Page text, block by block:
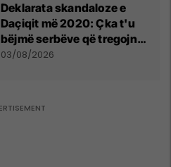
​Deklarata skandaloze e
Daçiqit më 2020: Çka t'u
bëjmë serbëve që tregojnë
ku janë varrosur shqiptarët
03/08/2026